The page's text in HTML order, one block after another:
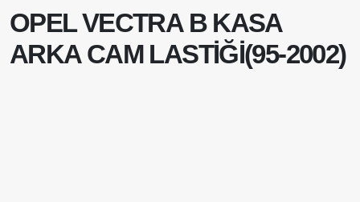
OPEL VECTRA B KASA
ARKA CAM LASTİĞİ(95-2002)